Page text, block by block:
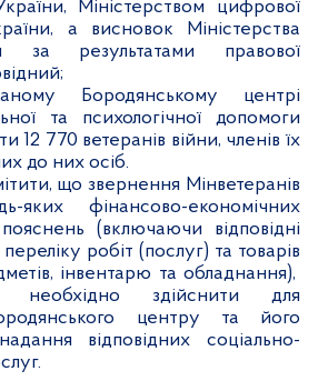
Міністерством цифрової
а висновок Міністерства
за результатами правової
Бородянському центрі
та психологічної допомоги
12 770 ветеранів війни, членів їх
до них осіб.
що звернення Мінветеранів
яких фінансово-економічних
(включаючи відповідні
робіт (послуг) та товарів
інвентарю та обладнання),
необхідно здійснити для
центру та його
відповідних соціально-